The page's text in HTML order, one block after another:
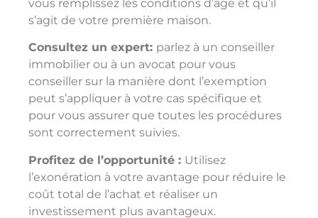
vous remplissez les conditions d’âge et qu’il
s’agit de votre première maison.
Consultez un expert: parlez à un conseiller
immobilier ou à un avocat pour vous
conseiller sur la manière dont l’exemption
peut s’appliquer à votre cas spécifique et
pour vous assurer que toutes les procédures
sont correctement suivies.
Profitez de l’opportunité : Utilisez
l’exonération à votre avantage pour réduire le
coût total de l’achat et réaliser un
investissement plus avantageux.